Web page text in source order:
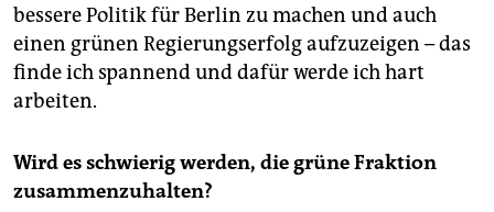
bessere Politik für Berlin zu machen und auch
einen grünen Regierungserfolg aufzuzeigen – das
finde ich spannend und dafür werde ich hart
arbeiten.
Wird es schwierig werden, die grüne Fraktion
zusammenzuhalten?